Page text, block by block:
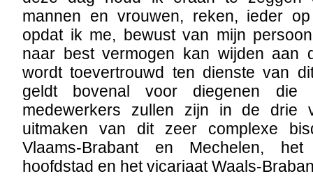
mannen en vrouwen, reken, ieder
opdat ik me, bewust van mijn
naar best vermogen kan wijden aan
wordt toevertrouwd ten dienste van
geldt bovenal voor diegenen die
medewerkers zullen zijn in de drie
uitmaken van dit zeer complexe
Vlaams-Brabant en Mechelen,
hoofdstad en het vicariaat Waals-